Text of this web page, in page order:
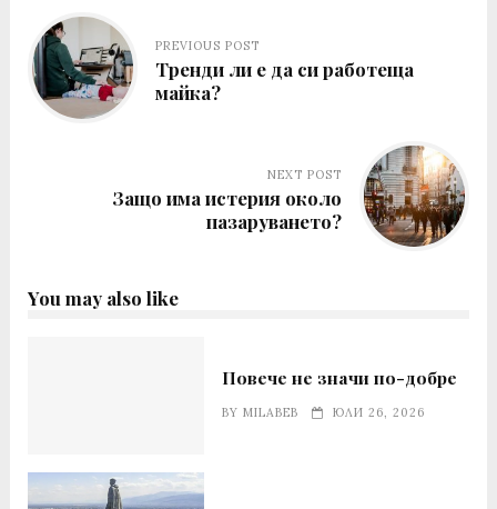
PREVIOUS POST
Тренди ли е да си работеща
майка?
NEXT POST
Защо има истерия около
пазаруването?
You may also like
Повече не значи по-добре
BYMILABEB ЮЛИ 26, 2026